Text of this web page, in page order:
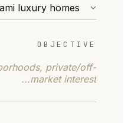
OBJECTIVE